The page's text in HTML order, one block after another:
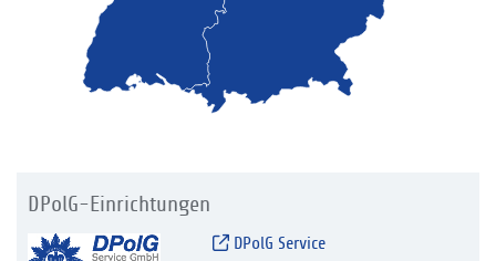
DPolG-Einrichtungen
DPolG Service